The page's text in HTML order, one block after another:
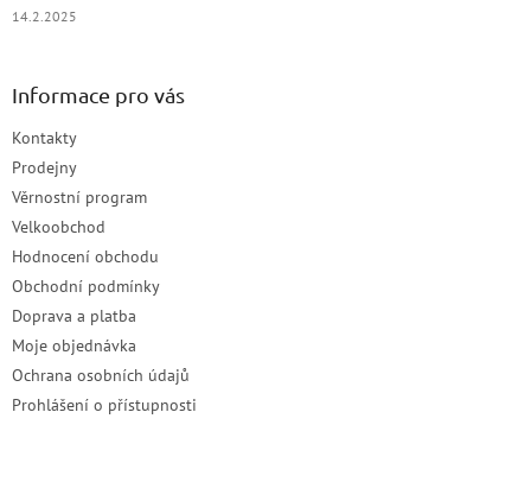
14.2.2025
Informace pro vás
Kontakty
Prodejny
Věrnostní program
Velkoobchod
Hodnocení obchodu
Obchodní podmínky
Doprava a platba
Moje objednávka
Ochrana osobních údajů
Prohlášení o přístupnosti